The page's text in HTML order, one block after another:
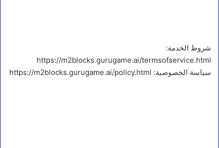
شروط الخدمة:
https://m2blocks.gurugame.ai/termsofservice.html
سياسة الخصوصية: https://m2blocks.gurugame.ai/policy.html